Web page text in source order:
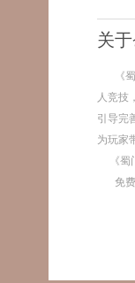
关
《
人竞技
引导完
为玩家
《
免